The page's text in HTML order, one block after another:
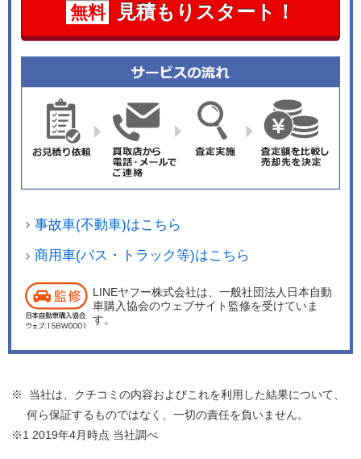
無料 見積もりスタート！
事故車(不動車)はこちら
商用車(バス・トラック等)はこちら
LINEヤフー株式会社は、一般社団法人日本自動
車購入協会のウェブサイト監修を受けていま
す。
※ 当社は、クチコミの内容およびこれを利用した結果について、
何ら保証するものではなく、一切の責任を負いません。
※1 2019年4月時点 当社調べ